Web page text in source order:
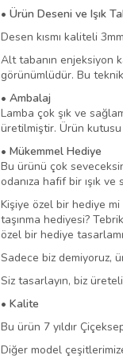
• Ürün Deseni ve Işık
Desen kısmı kaliteli
Alt tabanın enjeksiyon
görünümlüdür. Bu
• Ambalaj
Lamba çok şık ve
üretilmiştir. Ürün kutusu
• Mükemmel Hediye
Bu ürünü çok
odanıza hafif bir ışık
Kişiye özel bir hediye
taşınma hediyesi?
özel bir hediye
Sadece biz demiyoruz,
Siz tasarlayın, biz
• Kalite
Bu ürün 7 yıldır
Diğer model